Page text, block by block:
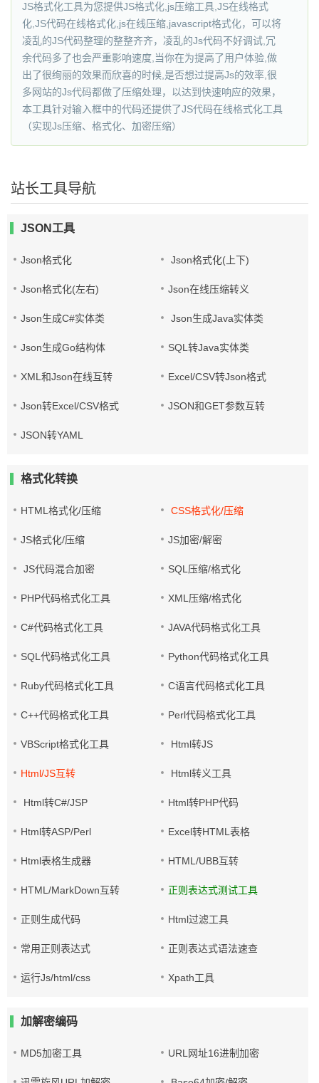
JS格式化工具为您提供JS格式化,js压缩工具,JS在线格式
化,JS代码在线格式化,js在线压缩,javascript格式化，可以将
凌乱的JS代码整理的整整齐齐，凌乱的Js代码不好调试,冗
余代码多了也会严重影响速度,当你在为提高了用户体验,做
出了很绚丽的效果而欣喜的时候,是否想过提高Js的效率,很
多网站的Js代码都做了压缩处理，以达到快速响应的效果，
本工具针对输入框中的代码还提供了JS代码在线格式化工具
（实现Js压缩、格式化、加密压缩）
站长工具导航
JSON工具
Json格式化 Json格式化(上下)
Json格式化(左右) Json在线压缩转义
Json生成C#实体类 Json生成Java实体类
Json生成Go结构体 SQL转Java实体类
XML和Json在线互转 Excel/CSV转Json格式
Json转Excel/CSV格式 JSON和GET参数互转
JSON转YAML
格式化转换
HTML格式化/压缩 CSS格式化/压缩
JS格式化/压缩 JS加密/解密
JS代码混合加密 SQL压缩/格式化
PHP代码格式化工具 XML压缩/格式化
C#代码格式化工具 JAVA代码格式化工具
SQL代码格式化工具 Python代码格式化工具
Ruby代码格式化工具 C语言代码格式化工具
C++代码格式化工具 Perl代码格式化工具
VBScript格式化工具 Html转JS
Html/JS互转 Html转义工具
Html转C#/JSP Html转PHP代码
Html转ASP/Perl Excel转HTML表格
Html表格生成器 HTML/UBB互转
HTML/MarkDown互转 正则表达式测试工具
正则生成代码 Html过滤工具
常用正则表达式 正则表达式语法速查
运行Js/html/css Xpath工具
加解密编码
MD5加密工具 URL网址16进制加密